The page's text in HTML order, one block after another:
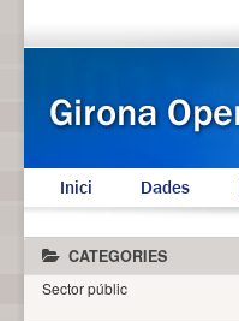
Inici Dades
CATEGORIES
Sector públic